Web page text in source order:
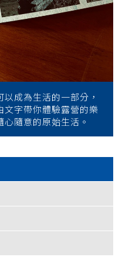
成為生活的一部分，
字帶你體驗露營的樂
隨意的原始生活。